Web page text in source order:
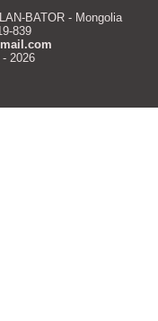
BATOR - Mongolia
839
2026